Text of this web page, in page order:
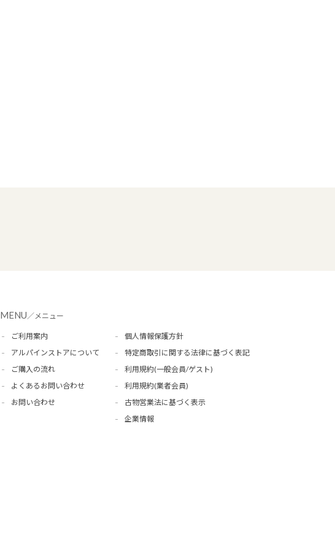
MENU／メニュー
ご利用案内
アルパインストアについて
ご購入の流れ
よくあるお問い合わせ
お問い合わせ
個人情報保護方針
特定商取引に関する法律に基づく表記
利用規約(一般会員/ゲスト)
利用規約(業者会員)
古物営業法に基づく表示
企業情報